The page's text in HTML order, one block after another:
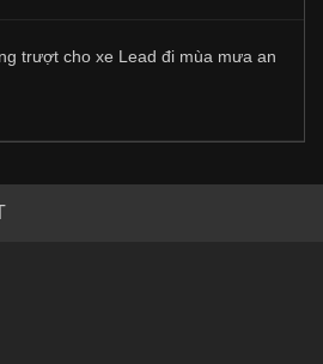
trượt cho xe Lead đi mùa mưa an